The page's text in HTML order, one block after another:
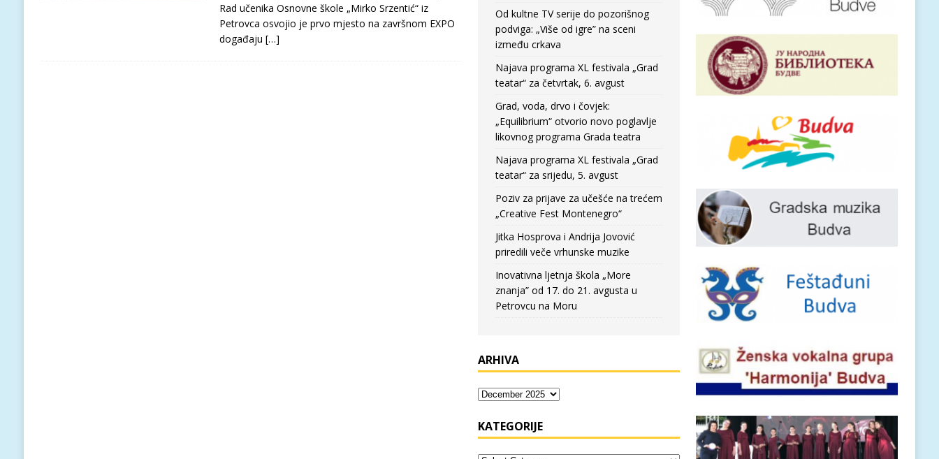
Rad učenika Osnovne škole „Mirko Srzentić“ iz
Petrovca osvojio je prvo mjesto na završnom EXPO
događaju […]
Od kultne TV serije do pozorišnog
podviga: „Više od igre” na sceni
između crkava
Najava programa XL festivala „Grad
teatar“ za četvrtak, 6. avgust
Grad, voda, drvo i čovjek:
„Equilibrium“ otvorio novo poglavlje
likovnog programa Grada teatra
Najava programa XL festivala „Grad
teatar“ za srijedu, 5. avgust
Poziv za prijave za učešće na trećem
„Creative Fest Montenegro“
Jitka Hosprova i Andrija Jovović
priredili veče vrhunske muzike
Inovativna ljetnja škola „More
znanja” od 17. do 21. avgusta u
Petrovcu na Moru
ARHIVA
KATEGORIJE